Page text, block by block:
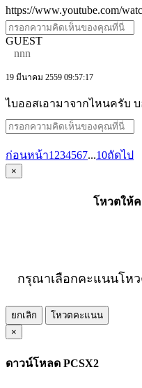
https://www.youtube.com/
GUEST
nnn
19 มีนาคม 2559 09:57:17
ไบออสเอามาจากไหนครับ
ก่อนหน้า1 234567...10ถัดไป
×
โหวตให้
กรุณาเลือกคะแนนโห
ยกเลิก
โหวตคะแนน
×
ดาวน์โหลด PCSX2